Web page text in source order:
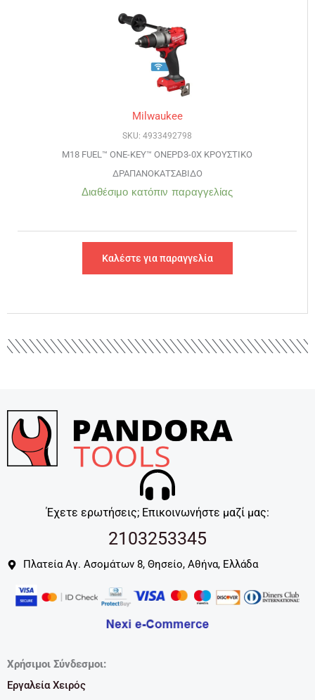
Milwaukee
SKU: 4933492798
M18 FUEL™ ONE-KEY™ ONEPD3-0X ΚΡΟΥΣΤΙΚΟ
ΔΡΑΠΑΝΟΚΑΤΣΑΒΙΔΟ
Διαθέσιμο κατόπιν παραγγελίας
Καλέστε για παραγγελία
Έχετε ερωτήσεις; Επικοινωνήστε μαζί μας:
2103253345
Πλατεία Αγ. Ασομάτων 8, Θησείο, Αθήνα, Ελλάδα
Χρήσιμοι Σύνδεσμοι:
Εργαλεία Χειρός